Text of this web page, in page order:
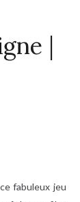
|
fabuleux jeu